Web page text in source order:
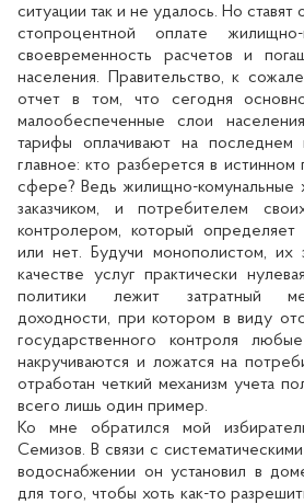
ситуации так и не удалось. Но
стопроцентной оплате жилищно-
своевременность расчетов и
населения. Правительство, к
отчет в том, что сегодня
малообеспеченные слои
тарифы оплачивают на последнем
главное: кто разберется в
сфере? Ведь жилищно-комунальные
заказчиком, и потребителем
контролером, который определяет
или нет. Будучи монополистом, их
качестве услуг практически
политики лежит затратный
доходности, при котором в виду
государственного контроля
накручиваются и ложатся на
отработан четкий механизм учета
всего лишь один пример.
Ко мне обратился мой
Семизов. В связи с
водоснабжении он установил в
для того, чтобы хоть как-то